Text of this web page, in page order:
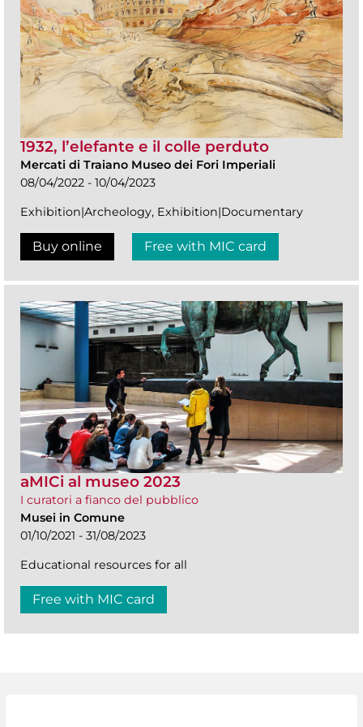
1932, l’elefante e il colle perduto
Mercati di Traiano Museo dei Fori Imperiali
08/04/2022 - 10/04/2023
Exhibition|Archeology, Exhibition|Documentary
Buy online Free with MIC card
aMICi al museo 2023
I curatori a fianco del pubblico
Musei in Comune
01/10/2021 - 31/08/2023
Educational resources for all
Free with MIC card